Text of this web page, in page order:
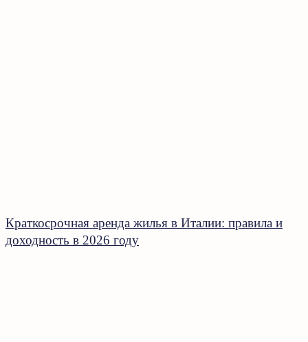
Краткосрочная аренда жилья в Италии: правила и
доходность в 2026 году